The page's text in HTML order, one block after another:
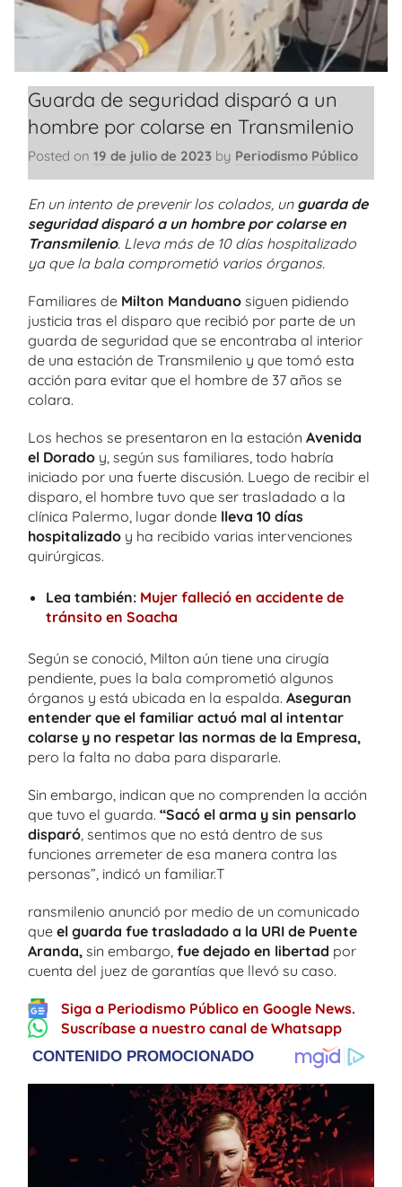
Guarda de seguridad disparó a un
hombre por colarse en Transmilenio
Posted on 19 de julio de 2023 by Periodismo Público
En un intento de prevenir los colados, un guarda de
seguridad disparó a un hombre por colarse en
Transmilenio. L leva más de 10 días hospitalizado
ya que la bala comprometió varios órganos.
Familiares de Milton Manduano siguen pidiendo
justicia tras el disparo que recibió por parte de un
guarda de seguridad que se encontraba al interior
de una estación de Transmilenio y que tomó esta
acción para evitar que el hombre de 37 años se
colara.
Los hechos se presentaron en la estación Avenida
el Dorado y, según sus familiares, todo habría
iniciado por una fuerte discusión. Luego de recibir el
disparo, el hombre tuvo que ser trasladado a la
clínica Palermo, lugar donde lleva 10 días
hospitalizado y ha recibido varias intervenciones
quirúrgicas.
Lea también: Mujer falleció en accidente de
tránsito en Soacha
Según se conoció, Milton aún tiene una cirugía
pendiente, pues la bala comprometió algunos
órganos y está ubicada en la espalda. Aseguran
entender que el familiar actuó mal al intentar
colarse y no respetar las normas de la Empresa,
pero la falta no daba para dispararle.
Sin embargo, indican que no comprenden la acción
que tuvo el guarda. “Sacó el arma y sin pensarlo
disparó , sentimos que no está dentro de sus
funciones arremeter de esa manera contra las
personas”, indicó un familiar.T
ransmilenio anunció por medio de un comunicado
que el guarda fue trasladado a la URI de Puente
Aranda, sin embargo, fue dejado en libertad por
cuenta del juez de garantías que llevó su caso.
Siga a Periodismo Público en Google News.
Suscríbase a nuestro canal de Whatsapp